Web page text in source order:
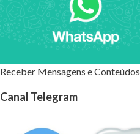
Receber Mensagens e Conteúdos
Canal Telegram